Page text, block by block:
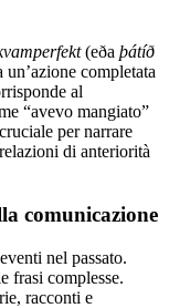
(eða þátíð
completata
al
“avevo mangiato”
per narrare
di anteriorità
comunicazione
nel passato.
frasi complesse.
racconti e